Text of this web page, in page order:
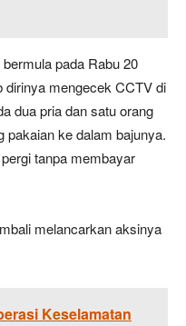
pada Rabu 20
dirinya mengecek CCTV di
dua pria dan satu orang
pakaian ke dalam bajunya.
tanpa membayar
melancarkan aksinya
Keselamatan